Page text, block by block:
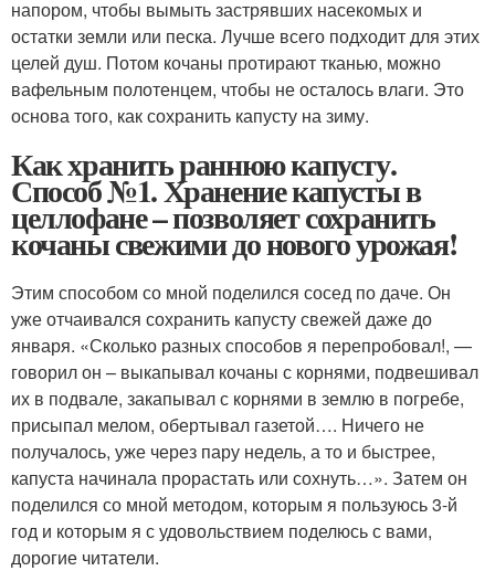
напором, чтобы вымыть застрявших насекомых и
остатки земли или песка. Лучше всего подходит для этих
целей душ. Потом кочаны протирают тканью, можно
вафельным полотенцем, чтобы не осталось влаги. Это
основа того, как сохранить капусту на зиму.
Как хранить раннюю капусту.
Способ №1. Хранение капусты в
целлофане – позволяет сохранить
кочаны свежими до нового урожая!
Этим способом со мной поделился сосед по даче. Он
уже отчаивался сохранить капусту свежей даже до
января. «Сколько разных способов я перепробовал!, —
говорил он – выкапывал кочаны с корнями, подвешивал
их в подвале, закапывал с корнями в землю в погребе,
присыпал мелом, обертывал газетой…. Ничего не
получалось, уже через пару недель, а то и быстрее,
капуста начинала прорастать или сохнуть…». Затем он
поделился со мной методом, которым я пользуюсь 3-й
год и которым я с удовольствием поделюсь с вами,
дорогие читатели.